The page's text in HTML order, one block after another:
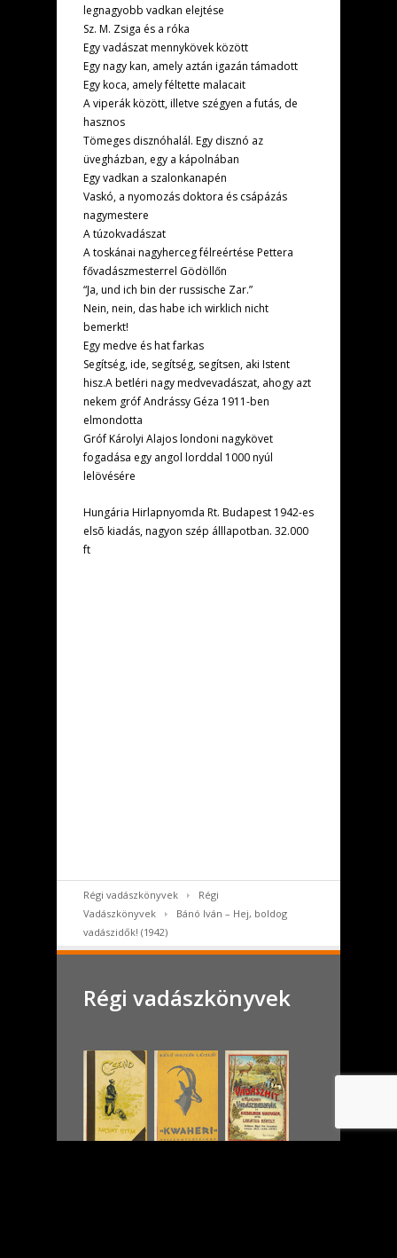
legnagyobb vadkan elejtése
Sz. M. Zsiga és a róka
Egy vadászat mennykövek között
Egy nagy kan, amely aztán igazán támadott
Egy koca, amely féltette malacait
A viperák között, illetve szégyen a futás, de
hasznos
Tömeges disznóhalál. Egy disznó az
üvegházban, egy a kápolnában
Egy vadkan a szalonkanapén
Vaskó, a nyomozás doktora és csápázás
nagymestere
A túzokvadászat
A toskánai nagyherceg félreértése Pettera
fővadászmesterrel Gödöllőn
“Ja, und ich bin der russische Zar.”
Nein, nein, das habe ich wirklich nicht
bemerkt!
Egy medve és hat farkas
Segítség, ide, segítség, segítsen, aki Istent
hisz.A betléri nagy medvevadászat, ahogy azt
nekem gróf Andrássy Géza 1911-ben
elmondotta
Gróf Károlyi Alajos londoni nagykövet
fogadása egy angol lorddal 1000 nyúl
lelövésére
Hungária Hirlapnyomda Rt. Budapest 1942-es
elsõ kiadás, nagyon szép álllapotban. 32.000
ft
Régi vadászkönyvek
Régi
Vadászkönyvek
Bánó Iván – Hej, boldog
vadászidők! (1942)
Régi vadászkönyvek